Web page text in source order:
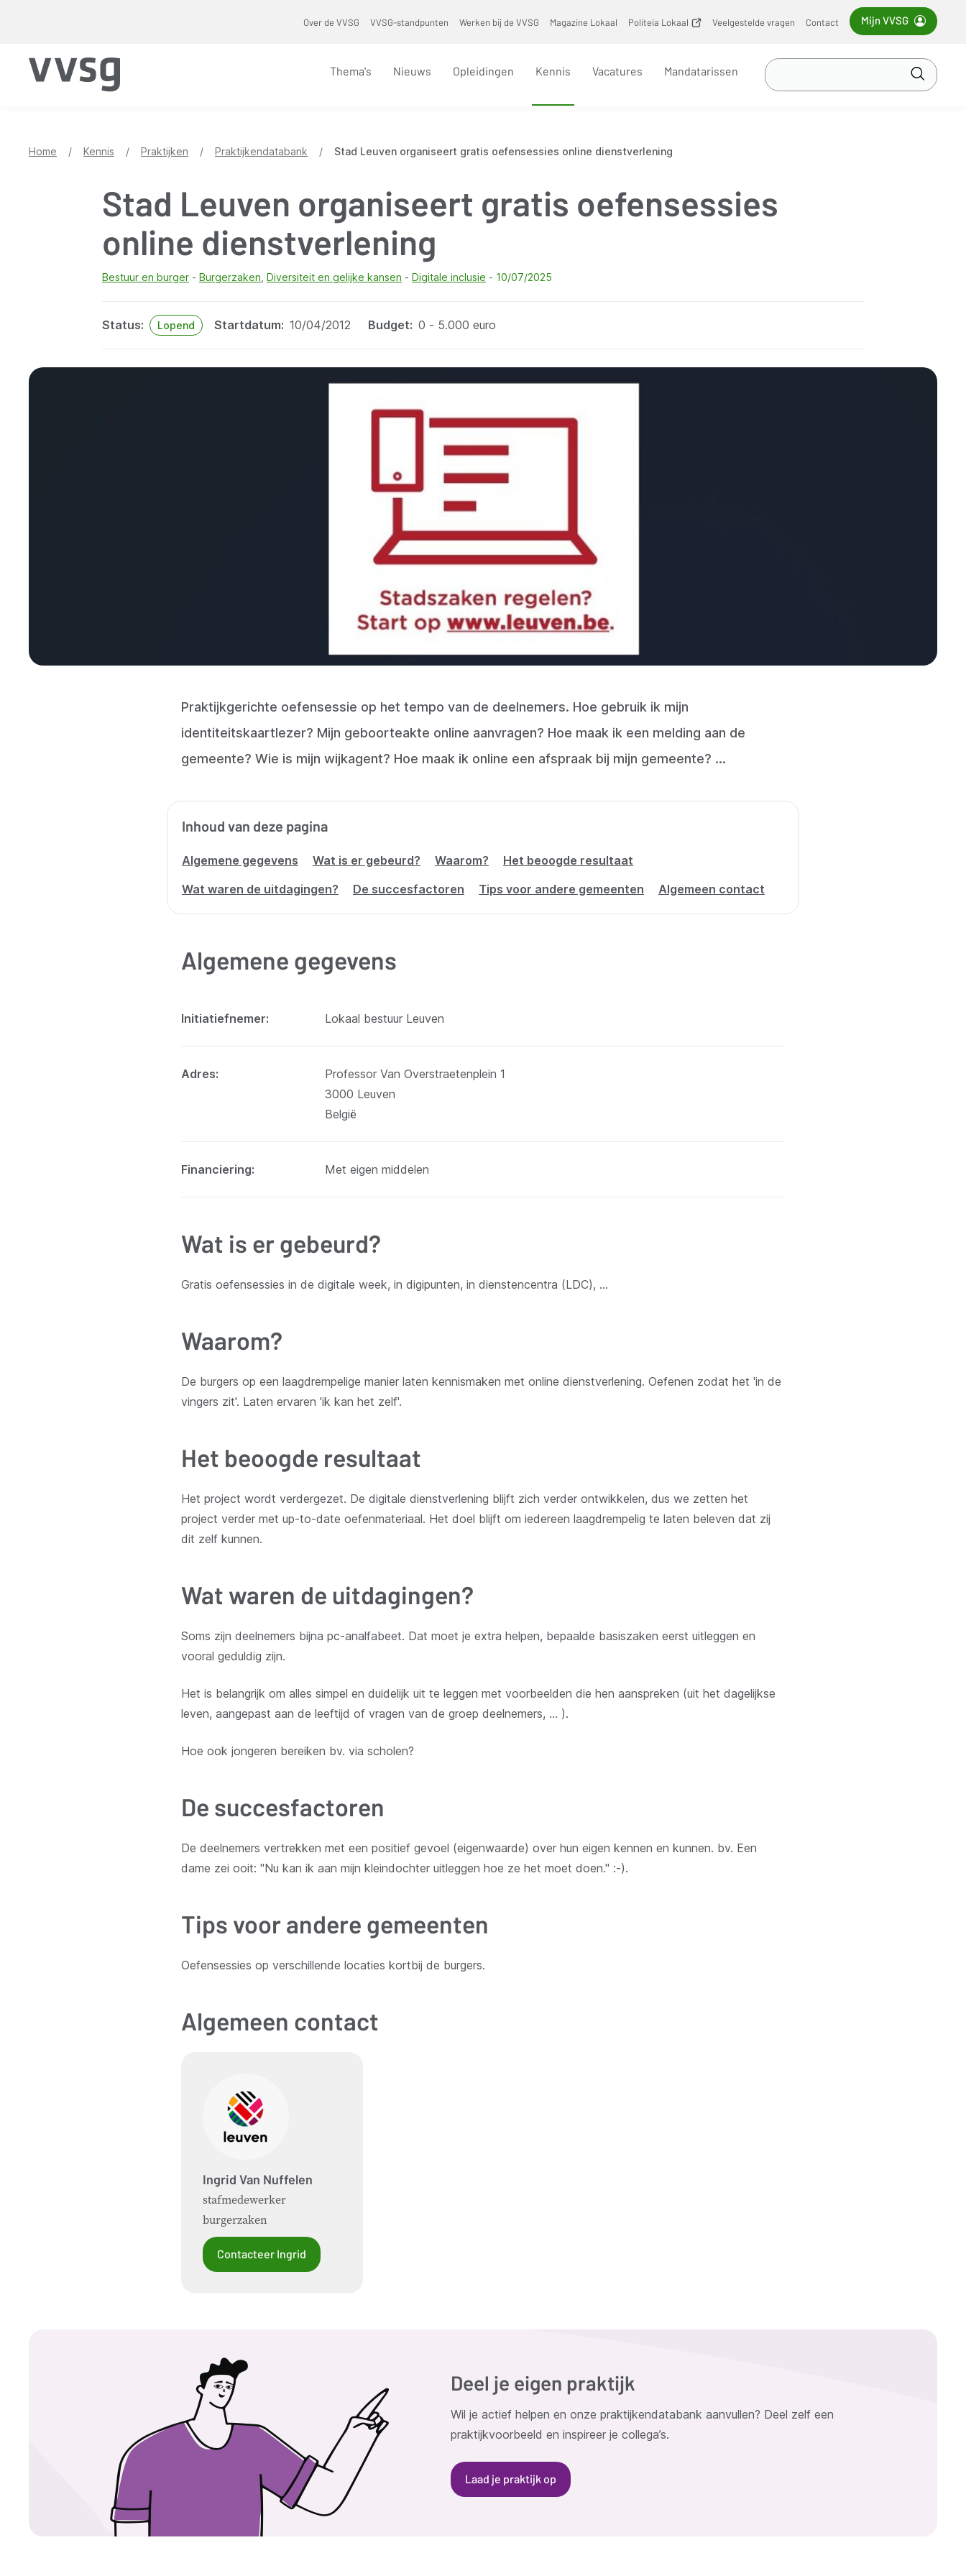
Over de VVSG VVSG-standpunten Werken bij de VVSG Magazine Lokaal Politeia Lokaal
(opent
Veelgestelde vragen Contact Mijn VVSG
Thema's Nieuws Opleidingen Kennis Vacatures Mandatarissen
Zoek
in
Home / Kennis / Praktijken / Praktijkendatabank / Stad Leuven organiseert gratis oefensessies online dienstverlening
Stad Leuven organiseert gratis oefensessies
online dienstverlening
Bestuur en burger Burgerzaken Diversiteit en gelijke kansen Digitale inclusie 10/07/2025
Status Lopend Startdatum 10/04/2012 Budget 0 - 5.000 euro
Praktijkgerichte oefensessie op het tempo van de deelnemers. Hoe gebruik ik mijn
identiteitskaartlezer? Mijn geboorteakte online aanvragen? Hoe maak ik een melding aan de
gemeente? Wie is mijn wijkagent? Hoe maak ik online een afspraak bij mijn gemeente? ...
Inhoud van deze pagina
Algemene gegevens Wat is er gebeurd? Waarom?
Het beoogde resultaat
Wat waren de uitdagingen?
De succesfactoren Tips voor andere gemeenten Algemeen contact
Algemene gegevens
Initiatiefnemer Lokaal bestuur Leuven
Adres
Professor Van Overstraetenplein 1
3000 Leuven
België
Financiering Met eigen middelen
Wat is er gebeurd?
Gratis oefensessies in de digitale week, in digipunten, in dienstencentra (LDC), ...
Waarom?
De burgers op een laagdrempelige manier laten kennismaken met online dienstverlening. Oefenen zodat het 'in de
vingers zit'. Laten ervaren 'ik kan het zelf'.
Het beoogde resultaat
Het project wordt verdergezet. De digitale dienstverlening blijft zich verder ontwikkelen, dus we zetten het
project verder met up-to-date oefenmateriaal. Het doel blijft om iedereen laagdrempelig te laten beleven dat zij
dit zelf kunnen.
Wat waren de uitdagingen?
Soms zijn deelnemers bijna pc-analfabeet. Dat moet je extra helpen, bepaalde basiszaken eerst uitleggen en
vooral geduldig zijn.
Het is belangrijk om alles simpel en duidelijk uit te leggen met voorbeelden die hen aanspreken (uit het dagelijkse
leven, aangepast aan de leeftijd of vragen van de groep deelnemers, ... ).
Hoe ook jongeren bereiken bv. via scholen?
De succesfactoren
De deelnemers vertrekken met een positief gevoel (eigenwaarde) over hun eigen kennen en kunnen. bv. Een
dame zei ooit: "Nu kan ik aan mijn kleindochter uitleggen hoe ze het moet doen." :-).
Tips voor andere gemeenten
Oefensessies op verschillende locaties kortbij de burgers.
Algemeen contact
Ingrid Van Nuffelen
stafmedewerker
burgerzaken
Contacteer Ingrid
Deel je eigen praktijk
Wil je actief helpen en onze praktijkendatabank aanvullen? Deel zelf een
praktijkvoorbeeld en inspireer je collega’s.
Laad je praktijk op